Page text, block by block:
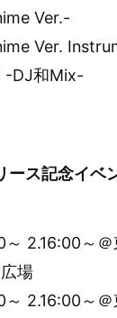
Ver.-
Ver.
-DJ和Mix-
ース記念イベ
～ 2.16:00～
場
～ 2.16:00～